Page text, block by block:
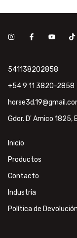
541138202858
+54 9 11 3820-2858
Gdor. D' Amico 1825,
Inicio
Productos
Contacto
Industria
Política de Devolución